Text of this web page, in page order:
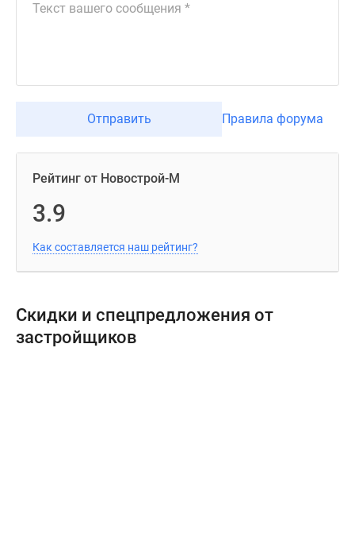
Отправить Правила форума
Рейтинг от Новострой-М
3.9
Как составляется наш рейтинг?
Скидки и спецпредложения от
застройщиков